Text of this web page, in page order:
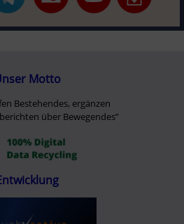
Motto
Bestehendes, ergänzen
über Bewegendes”